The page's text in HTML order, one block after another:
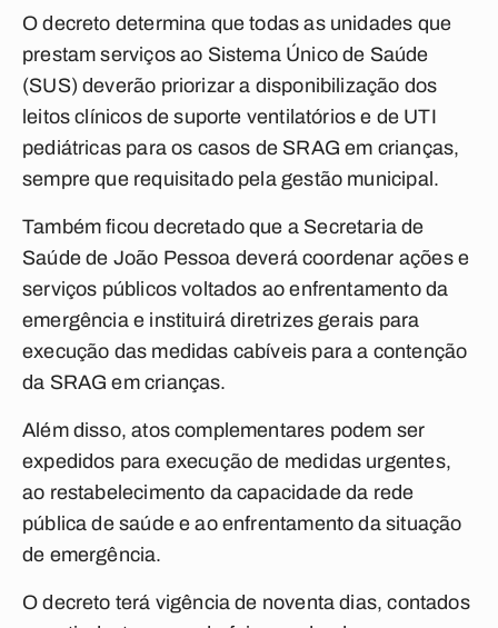
O decreto determina que todas as unidades que
prestam serviços ao Sistema Único de Saúde
(SUS) deverão priorizar a disponibilização dos
leitos clínicos de suporte ventilatórios e de UTI
pediátricas para os casos de SRAG em crianças,
sempre que requisitado pela gestão municipal.
Também ficou decretado que a Secretaria de
Saúde de João Pessoa deverá coordenar ações e
serviços públicos voltados ao enfrentamento da
emergência e instituirá diretrizes gerais para
execução das medidas cabíveis para a contenção
da SRAG em crianças.
Além disso, atos complementares podem ser
expedidos para execução de medidas urgentes,
ao restabelecimento da capacidade da rede
pública de saúde e ao enfrentamento da situação
de emergência.
O decreto terá vigência de noventa dias, contados